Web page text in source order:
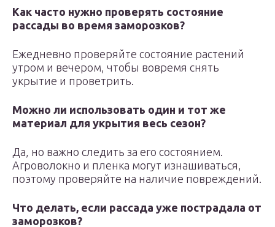
Как часто нужно проверять состояние
рассады во время заморозков?
Ежедневно проверяйте состояние растений
утром и вечером, чтобы вовремя снять
укрытие и проветрить.
Можно ли использовать один и тот же
материал для укрытия весь сезон?
Да, но важно следить за его состоянием.
Агроволокно и пленка могут изнашиваться,
поэтому проверяйте на наличие повреждений.
Что делать, если рассада уже пострадала от
заморозков?